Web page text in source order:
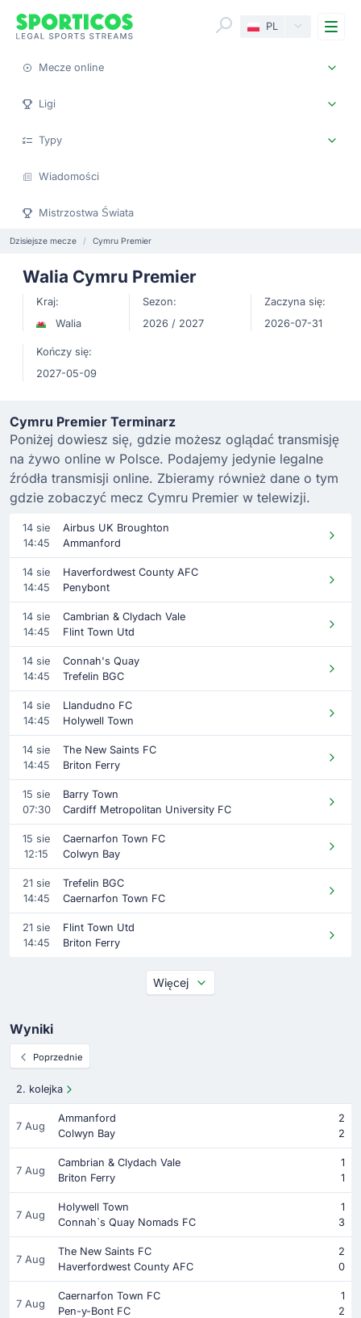
PL
Mecze online
Ligi
Typy
Wiadomości
Mistrzostwa Świata
Dzisiejsze mecze Cymru Premier
Walia Cymru Premier
Kraj:
Walia
Sezon:
2026 / 2027
Zaczyna się:
2026-07-31
Kończy się:
2027-05-09
Cymru Premier Terminarz
Poniżej dowiesz się, gdzie możesz oglądać transmisję
na żywo online w Polsce. Podajemy jedynie legalne
źródła transmisji online. Zbieramy również dane o tym
gdzie zobaczyć mecz Cymru Premier w telewizji.
14 sie
14:45
Airbus UK Broughton
Ammanford
14 sie
14:45
Haverfordwest County AFC
Penybont
14 sie
14:45
Cambrian & Clydach Vale
Flint Town Utd
14 sie
14:45
Connah's Quay
Trefelin BGC
14 sie
14:45
Llandudno FC
Holywell Town
14 sie
14:45
The New Saints FC
Briton Ferry
15 sie
07:30
Barry Town
Cardiff Metropolitan University FC
15 sie
12:15
Caernarfon Town FC
Colwyn Bay
21 sie
14:45
Trefelin BGC
Caernarfon Town FC
21 sie
14:45
Flint Town Utd
Briton Ferry
Więcej
Wyniki
Poprzednie
2. kolejka
7 Aug
Ammanford
2
Colwyn Bay
2
7 Aug
Cambrian & Clydach Vale
1
Briton Ferry
1
7 Aug
Holywell Town
1
Connah`s Quay Nomads FC
3
7 Aug
The New Saints FC
2
Haverfordwest County AFC
0
7 Aug
Caernarfon Town FC
1
Pen-y-Bont FC
2